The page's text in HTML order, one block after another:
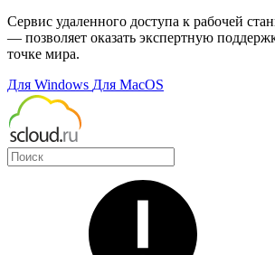
Сервис удаленного доступа к рабочей
— позволяет оказать экспертную
точке мира.
Для Windows Для MacOS